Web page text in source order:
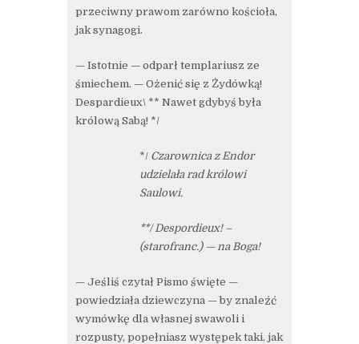
przeciwny prawom zarówno kościoła,
jak synagogi.
— Istotnie — odparł templariusz ze
śmiechem. — Ożenić się z Żydówką!
Despardieux\ ** Nawet gdybyś była
królową Sabą! */
*/ Czarownica z Endor
udzielała rad królowi
Saulowi.
**/ Despordieux! –
(starofranc.) — na Boga!
— Jeśliś czytał Pismo święte —
powiedziała dziewczyna — by znaleźć
wymówkę dla własnej swawoli i
rozpusty, popełniasz występek taki, jak